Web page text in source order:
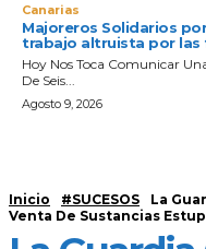
Canarias
Majoreros Solidarios
trabajo altruista por las
Hoy Nos Toca Comunicar
De Seis...
Agosto 9, 2026